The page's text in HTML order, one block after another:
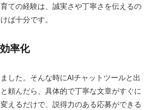
ての経験は、誠実さや丁寧さを伝えるの
ば十分です。
率化
した。そんな時にAIチャットツールと出
頼んだら、具体的で丁寧な文章がすぐに
えるだけで、説得力のある応募ができる